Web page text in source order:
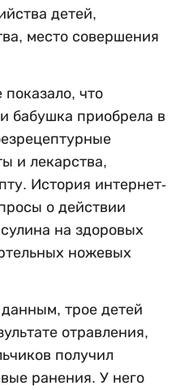
детей,
место совершения
что
бабушка приобрела в
и лекарства,
История интернет-
о действии
на здоровых
ножевых
трое детей
отравления,
получил
ранения. У него